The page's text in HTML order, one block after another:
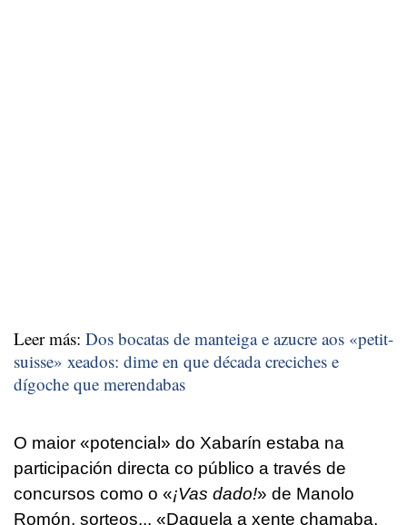
Leer más: Dos bocatas de manteiga e azucre aos «petit-
suisse» xeados: dime en que década creciches e
dígoche que merendabas
O maior «potencial» do Xabarín estaba na
participación directa co público a través de
concursos como o «¡Vas dado!» de Manolo
Romón, sorteos... «Daquela a xente chamaba,